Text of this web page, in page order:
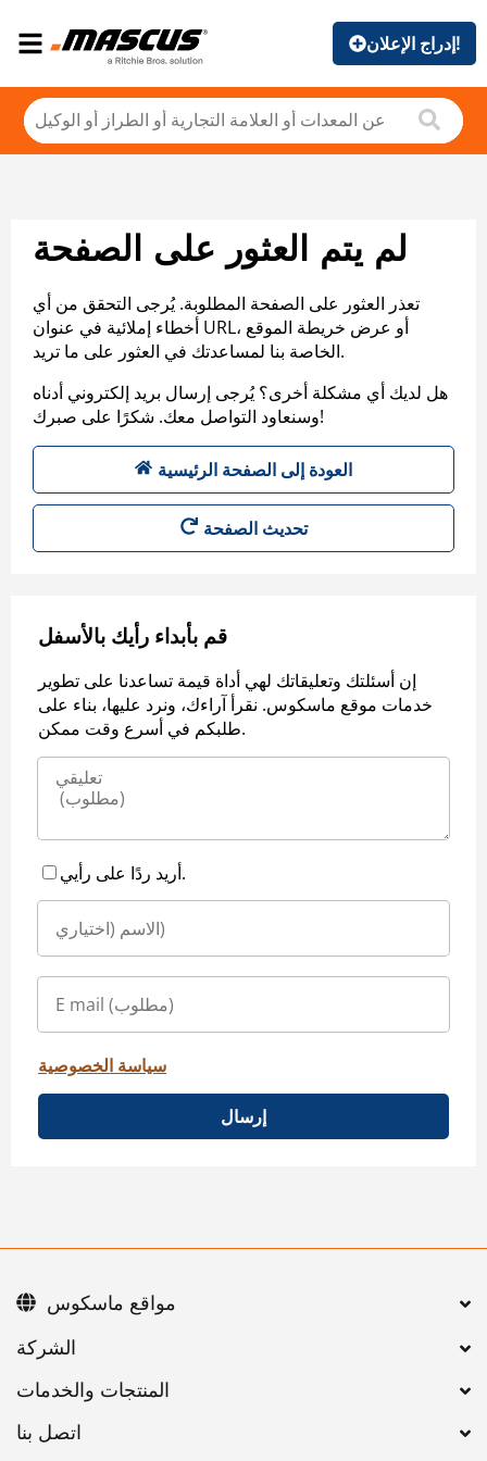
إدراج الإعلان!
لم يتم العثور على الصفحة
تعذر العثور على الصفحة المطلوبة. يُرجى التحقق من أي
أخطاء إملائية في عنوان URL، أو عرض خريطة الموقع
الخاصة بنا لمساعدتك في العثور على ما تريد.
هل لديك أي مشكلة أخرى؟ يُرجى إرسال بريد إلكتروني أدناه
وسنعاود التواصل معك. شكرًا على صبرك!
العودة إلى الصفحة الرئيسية
تحديث الصفحة
قم بأبداء رأيك بالأسفل
إن أسئلتك وتعليقاتك لهي أداة قيمة تساعدنا على تطوير
خدمات موقع ماسكوس. نقرأ آراءك، ونرد عليها، بناء على
طلبكم في أسرع وقت ممكن.
أريد ردًا على رأيي.
سياسة الخصوصية
إرسال
اتصل بنا
مواقع ماسكوس